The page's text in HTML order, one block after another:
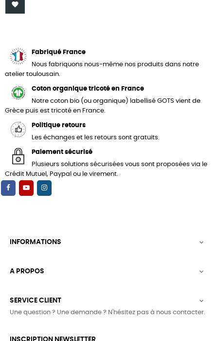

Fabriqué France
Nous fabriquons nous-même nos produits dans notre
atelier toulousain.
Coton organique tricoté en France
Notre coton bio (ou organique) labellisé GOTS vient de
Grèce puis est tricoté en France.
Politique retours
Les échanges et les retours sont gratuits.
Paiement sécurisé
Plusieurs solutions sécurisées vous sont proposées via le
Crédit Mutuel, Paypal ou le virement.
INFORMATIONS 
A PROPOS 
SERVICE CLIENT 
Une question ? Une demande ? N'hésitez pas à nous contacter.
INSCRIPTION NEWSLETTER